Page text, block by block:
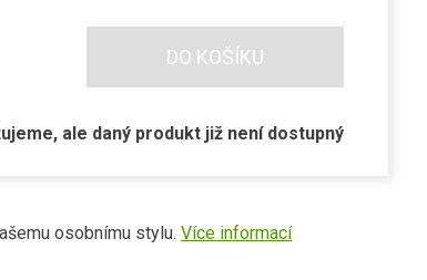
DO KOŠÍKU
ale daný produkt již není dostupný
osobnímu stylu.Více informací